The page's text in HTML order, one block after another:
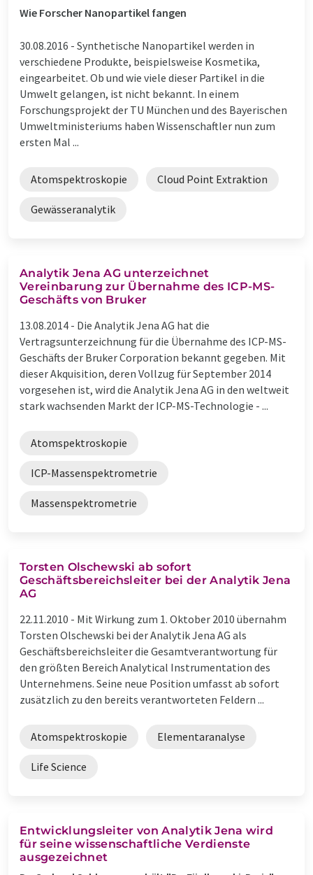
Wie Forscher Nanopartikel fangen
30.08.2016 - Synthetische Nanopartikel werden in
verschiedene Produkte, beispielsweise Kosmetika,
eingearbeitet. Ob und wie viele dieser Partikel in die
Umwelt gelangen, ist nicht bekannt. In einem
Forschungsprojekt der TU München und des Bayerischen
Umweltministeriums haben Wissenschaftler nun zum
ersten Mal ...
Atomspektroskopie Cloud Point Extraktion
Gewässeranalytik
Analytik Jena AG unterzeichnet
Vereinbarung zur Übernahme des ICP-MS-
Geschäfts von Bruker
13.08.2014 - Die Analytik Jena AG hat die
Vertragsunterzeichnung für die Übernahme des ICP-MS-
Geschäfts der Bruker Corporation bekannt gegeben. Mit
dieser Akquisition, deren Vollzug für September 2014
vorgesehen ist, wird die Analytik Jena AG in den weltweit
stark wachsenden Markt der ICP-MS-Technologie - ...
Atomspektroskopie
ICP-Massenspektrometrie
Massenspektrometrie
Torsten Olschewski ab sofort
Geschäftsbereichsleiter bei der Analytik Jena
AG
22.11.2010 - Mit Wirkung zum 1. Oktober 2010 übernahm
Torsten Olschewski bei der Analytik Jena AG als
Geschäftsbereichsleiter die Gesamtverantwortung für
den größten Bereich Analytical Instrumentation des
Unternehmens. Seine neue Position umfasst ab sofort
zusätzlich zu den bereits verantworteten Feldern ...
Atomspektroskopie Elementaranalyse
Life Science
Entwicklungsleiter von Analytik Jena wird
für seine wissenschaftliche Verdienste
ausgezeichnet